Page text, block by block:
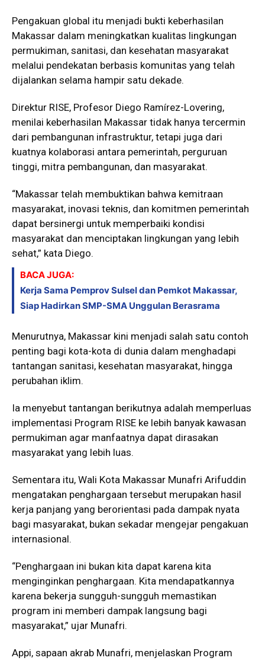
Pengakuan global itu menjadi bukti keberhasilan
Makassar dalam meningkatkan kualitas lingkungan
permukiman, sanitasi, dan kesehatan masyarakat
melalui pendekatan berbasis komunitas yang telah
dijalankan selama hampir satu dekade.
Direktur RISE, Profesor Diego Ramírez-Lovering,
menilai keberhasilan Makassar tidak hanya tercermin
dari pembangunan infrastruktur, tetapi juga dari
kuatnya kolaborasi antara pemerintah, perguruan
tinggi, mitra pembangunan, dan masyarakat.
“Makassar telah membuktikan bahwa kemitraan
masyarakat, inovasi teknis, dan komitmen pemerintah
dapat bersinergi untuk memperbaiki kondisi
masyarakat dan menciptakan lingkungan yang lebih
sehat,” kata Diego.
BACA JUGA:
Kerja Sama Pemprov Sulsel dan Pemkot Makassar,
Siap Hadirkan SMP-SMA Unggulan Berasrama
Menurutnya, Makassar kini menjadi salah satu contoh
penting bagi kota-kota di dunia dalam menghadapi
tantangan sanitasi, kesehatan masyarakat, hingga
perubahan iklim.
Ia menyebut tantangan berikutnya adalah memperluas
implementasi Program RISE ke lebih banyak kawasan
permukiman agar manfaatnya dapat dirasakan
masyarakat yang lebih luas.
Sementara itu, Wali Kota Makassar Munafri Arifuddin
mengatakan penghargaan tersebut merupakan hasil
kerja panjang yang berorientasi pada dampak nyata
bagi masyarakat, bukan sekadar mengejar pengakuan
internasional.
“Penghargaan ini bukan kita dapat karena kita
menginginkan penghargaan. Kita mendapatkannya
karena bekerja sungguh-sungguh memastikan
program ini memberi dampak langsung bagi
masyarakat,” ujar Munafri.
Appi, sapaan akrab Munafri, menjelaskan Program